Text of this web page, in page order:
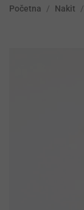
Početna / Nakit /